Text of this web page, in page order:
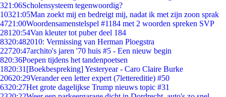
321:06Scholensysteem tegenwoordig?
10321:05Man zoekt mij en bedreigt mij, nadat ik met zijn zoon sprak
4721:00Woordensamenstelspel #1184 met 2 woorden spreken SVP
281 20:54Van kleuter tot puber deel 184
8320:482010: Vermissing van Herman Ploegstra
22720:47archito's jaren '70 huis #5 - Een nieuw begin
820:36Poepen tijdens het tandenpoetsen
1820:31 [Boekbespreking] Yesteryear - Caro Claire Burke
20620:29Verander een letter expert (7lettereditie) #50
6320:27Het grote dagelijkse Trump nieuws topic #31